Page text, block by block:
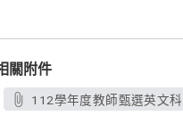
關附件
112學年度教師甄選英文